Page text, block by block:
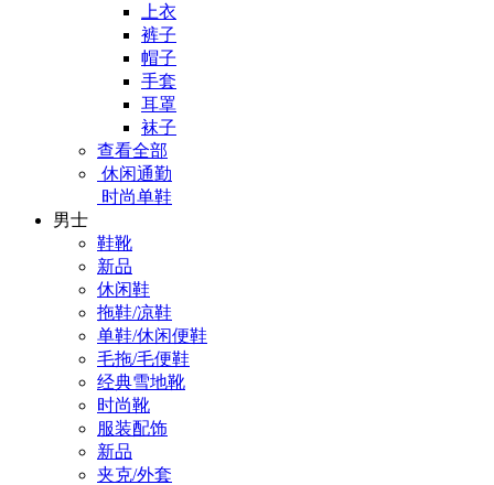
上衣
裤子
帽子
手套
耳罩
袜子
查看全部
休闲通勤
时尚单鞋
男士
鞋靴
新品
休闲鞋
拖鞋/凉鞋
单鞋/休闲便鞋
毛拖/毛便鞋
经典雪地靴
时尚靴
服装配饰
新品
夹克/外套